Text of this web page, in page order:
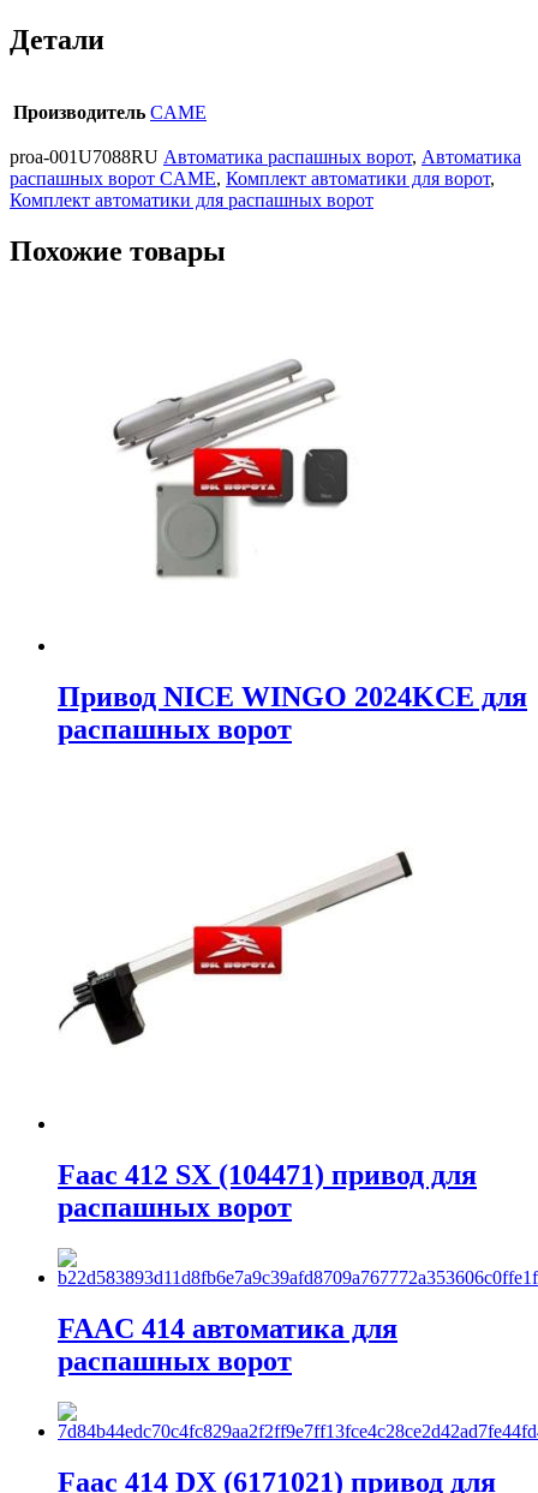
Детали
Производитель CAME
proa-001U7088RU Автоматика распашных ворот, Автоматика
распашных ворот CAME, Комплект автоматики для ворот,
Комплект автоматики для распашных ворот
Похожие товары
Привод NICE WINGO 2024KCE для
распашных ворот
Faac 412 SX (104471) привод для
распашных ворот
FAAC 414 автоматика для
распашных ворот
Faac 414 DX (6171021) привод для